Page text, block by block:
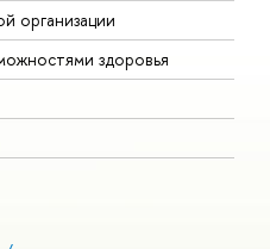
организации
здоровья